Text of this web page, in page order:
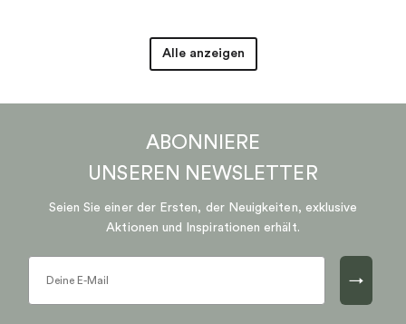
Alle anzeigen
ABONNIERE
UNSEREN NEWSLETTER
Seien Sie einer der Ersten, der Neuigkeiten, exklusive
Aktionen und Inspirationen erhält.
→